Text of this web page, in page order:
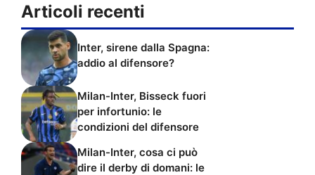
Articoli recenti
Inter, sirene dalla Spagna:
addio al difensore?
Milan-Inter, Bisseck fuori
per infortunio: le
condizioni del difensore
Milan-Inter, cosa ci può
dire il derby di domani: le